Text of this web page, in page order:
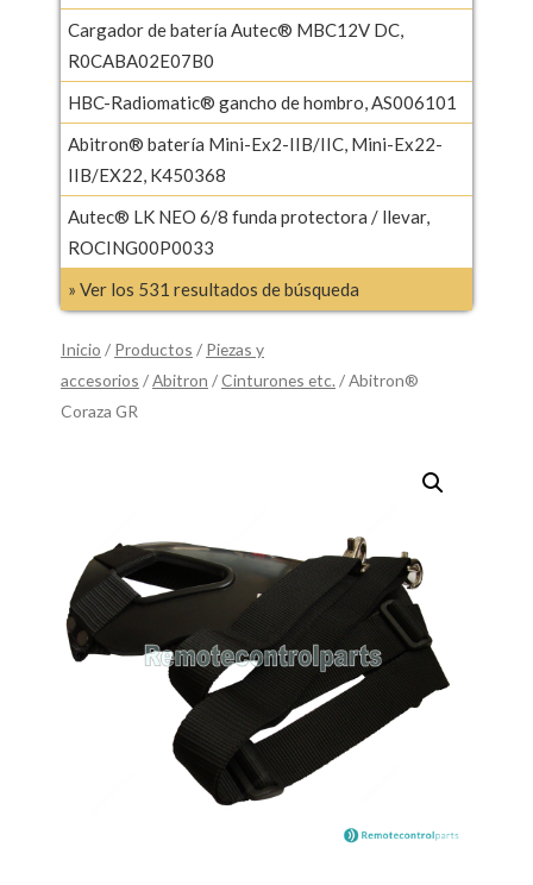
Cargador de batería Autec® MBC12V DC,
R0CABA02E07B0
HBC-Radiomatic® gancho de hombro, AS006101
Abitron® batería Mini-Ex2-IIB/IIC, Mini-Ex22-
IIB/EX22, K450368
Autec® LK NEO 6/8 funda protectora / llevar,
ROCING00P0033
» Ver los 531 resultados de búsqueda
Inicio / Productos / Piezas y
accesorios /Abitron /Cinturones etc. / Abitron®
Coraza GR